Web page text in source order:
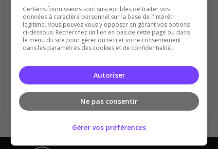
Vous devez être connecté pour ajouter
un avis sur ce serveur !
Se connecter
Certains fournisseurs sont susceptibles de traiter vos
données à caractère personnel sur la base de l'intérêt
légitime. Vous pouvez vous y opposer en gérant vos options
ci-dessous. Recherchez un lien en bas de cette page ou dans
le menu du site pour gérer ou retirer votre consentement
dans les paramètres des cookies et de confidentialité.
Autoriser
Ne pas consentir
Gérer vos préférences